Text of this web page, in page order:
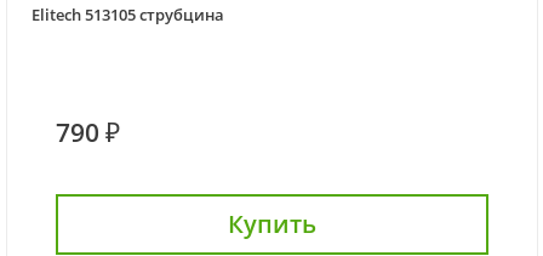
Elitech 513105 струбцина
790 ₽
Купить